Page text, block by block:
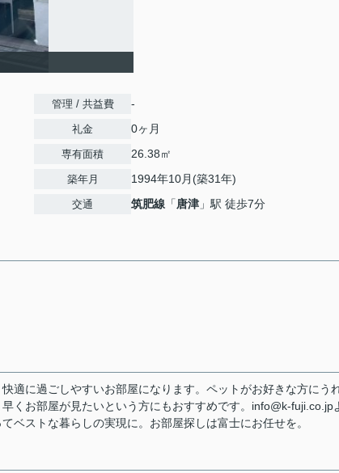
管理 / 共益費 -
礼金 0ヶ月
専有面積 26.38㎡
築年月 1994年10月(築31年)
交通 筑肥線 「唐津 」駅 徒歩7分
適に過ごしやすいお部屋になります。ペットがお好きな方にう
くお部屋が見たいという方にもおすすめです。info@k-fuji.co.jp
ベストな暮らしの実現に。お部屋探しは富士にお任せを。